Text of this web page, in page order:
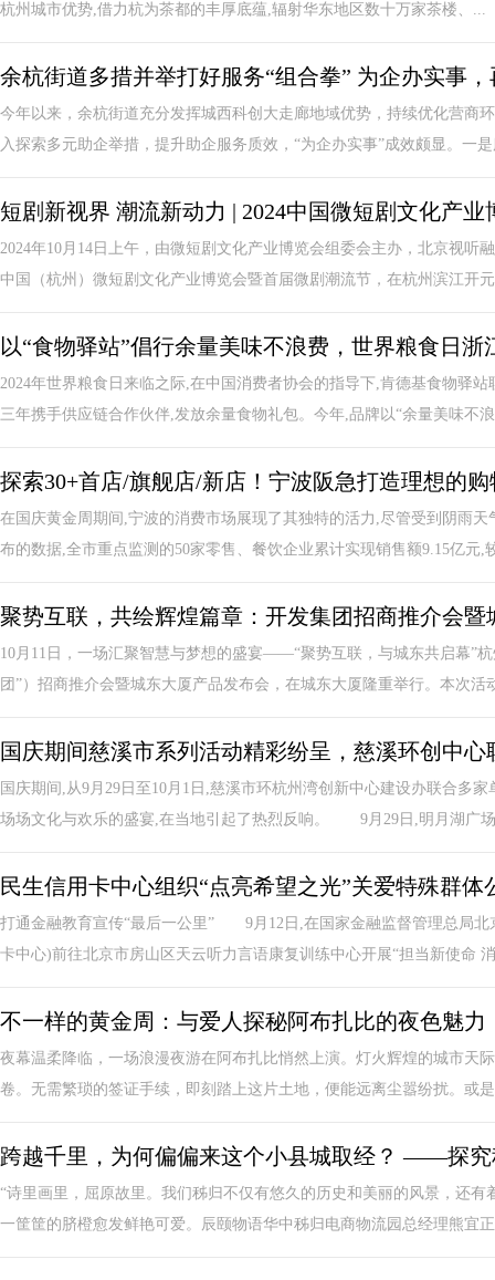
杭州城市优势,借力杭为茶都的丰厚底蕴,辐射华东地区数十万家茶楼、...
余杭街道多措并举打好服务“组合拳” 为企办实事，
今年以来，余杭街道充分发挥城西科创大走廊地域优势，持续优化营商
入探索多元助企举措，提升助企服务质效，“为企办实事”成效颇显。一
短剧新视界 潮流新动力 | 2024中国微短剧文化产
2024年10月14日上午，由微短剧文化产业博览会组委会主办，北京视听
中国（杭州）微短剧文化产业博览会暨首届微剧潮流节，在杭州滨江开
以“食物驿站”倡行余量美味不浪费，世界粮食日
2024年世界粮食日来临之际,在中国消费者协会的指导下,肯德基食物驿
三年携手供应链合作伙伴,发放余量食物礼包。今年,品牌以“余量美味不
探索30+首店/旗舰店/新店！宁波阪急打造理想的
在国庆黄金周期间,宁波的消费市场展现了其独特的活力,尽管受到阴雨
布的数据,全市重点监测的50家零售、餐饮企业累计实现销售额9.15亿元,
聚势互联，共绘辉煌篇章：开发集团招商推介会
10月11日，一场汇聚智慧与梦想的盛宴——“聚势互联，与城东共启幕”
团”）招商推介会暨城东大厦产品发布会，在城东大厦隆重举行。本次活
国庆期间慈溪市系列活动精彩纷呈，慈溪环创中
国庆期间,从9月29日至10月1日,慈溪市环杭州湾创新中心建设办联合多
场场文化与欢乐的盛宴,在当地引起了热烈反响。 9月29日,明月湖广
民生信用卡中心组织“点亮希望之光”关爱特殊群体
打通金融教育宣传“最后一公里” 9月12日,在国家金融监督管理总局北
卡中心)前往北京市房山区天云听力言语康复训练中心开展“担当新使命
不一样的黄金周：与爱人探秘阿布扎比的夜色魅力
夜幕温柔降临，一场浪漫夜游在阿布扎比悄然上演。灯火辉煌的城市天
卷。无需繁琐的签证手续，即刻踏上这片土地，便能远离尘嚣纷扰。或
跨越千里，为何偏偏来这个小县城取经？ ——探
“诗里画里，屈原故里。我们秭归不仅有悠久的历史和美丽的风景，还有
一筐筐的脐橙愈发鲜艳可爱。辰颐物语华中秭归电商物流园总经理熊宜